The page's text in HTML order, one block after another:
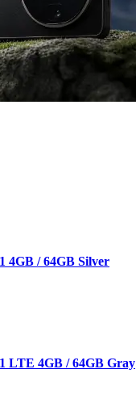
4GB / 64GB Silver
LTE 4GB / 64GB Gray